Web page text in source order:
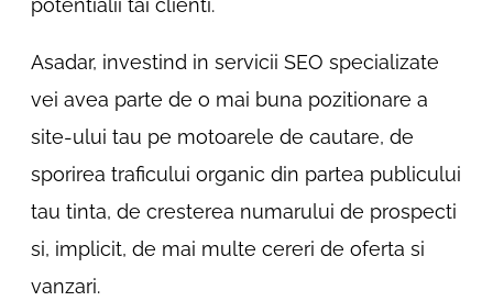
potentialii tai clienti.
Asadar, investind in servicii SEO specializate
vei avea parte de o mai buna pozitionare a
site-ului tau pe motoarele de cautare, de
sporirea traficului organic din partea publicului
tau tinta, de cresterea numarului de prospecti
si, implicit, de mai multe cereri de oferta si
vanzari.